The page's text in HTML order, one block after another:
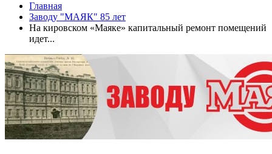
Главная
Заводу "МАЯК" 85 лет
На кировском «Маяке» капитальный ремонт помещений
идет...